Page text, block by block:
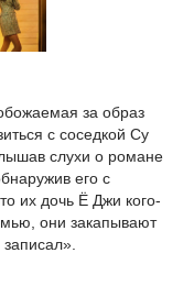
за образ
с соседкой Су
слухи о романе
его с
их дочь Ё Джи кого-
они закапывают